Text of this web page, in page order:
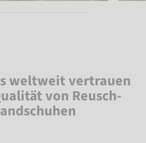
weltweit vertrauen
von Reusch-